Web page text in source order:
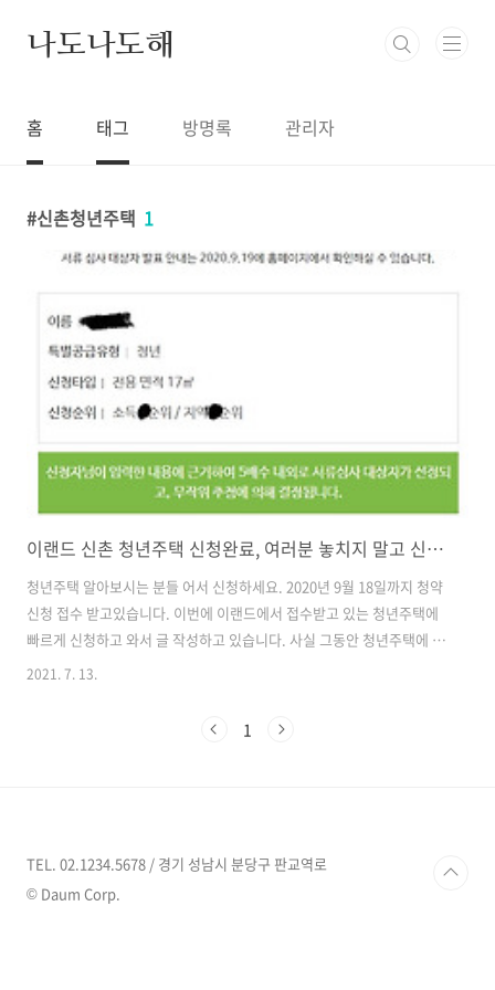
나도나도해
홈 태그 방명록 관리자
신촌청년주택 1
이랜드 신촌 청년주택 신청완료, 여러분 놓치지 말고 신청하세요
청년주택 알아보시는 분들 어서 신청하세요. 2020년 9월 18일까지 청약
신청 접수 받고있습니다. 이번에 이랜드에서 접수받고 있는 청년주택에
빠르게 신청하고 와서 글 작성하고 있습니다. 사실 그동안 청년주택에 관
심이 별로 없었는데 사회초년생이 되고 월세에 살다보니 강제로 관심이
었습니다. 먼저 빠르게 홈페이지를 통해서 접수하고 오자마자 신청접수
2021. 7. 13.
1
TEL. 02.1234.5678 / 경기 성남시 분당구 판교역로
© Daum Corp.